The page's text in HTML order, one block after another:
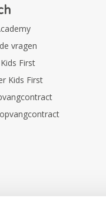
vragen
First
Kids First